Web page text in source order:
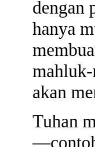
dengan
hanya
akan
Tuhan